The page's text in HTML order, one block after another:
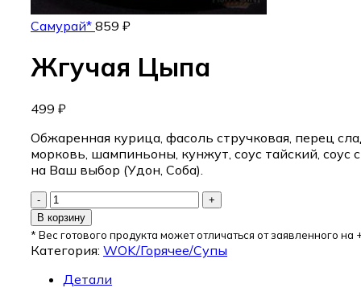
Самурай* 859 ₽
Жгучая Цыпа
499 ₽
Обжаренная курица, фасоль стручковая, перец
морковь, шампиньоны, кунжут, соус тайский, соус
на Ваш выбор (Удон, Соба).
В корзину
* Вес готового продукта может отличаться от заявленного на
Категория: WOK/Горячее/Супы
Детали